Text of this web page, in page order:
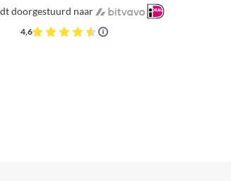
doorgestuurd naar
4,6